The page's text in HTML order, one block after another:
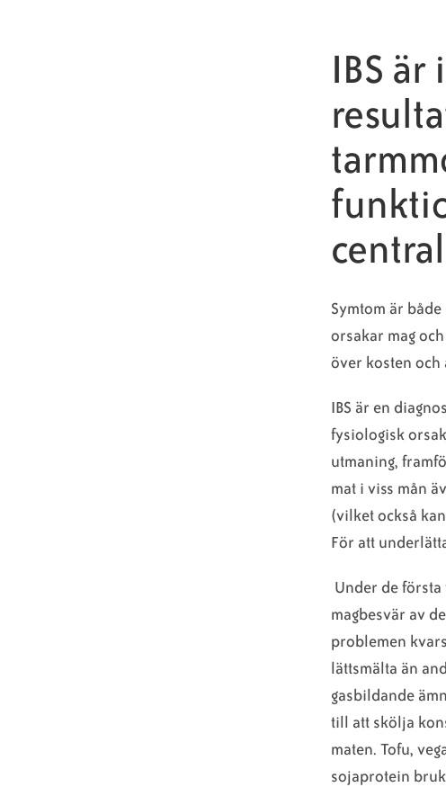
IBS är
Symtom är
orsakar mag
över kosten och
IBS är en
fysiologisk
utmaning,
mat i viss mån
(vilket också
För att
Under de
magbesvär av
problemen
lättsmälta än
gasbildande
till att skölja
maten. Tofu,
sojaprotein